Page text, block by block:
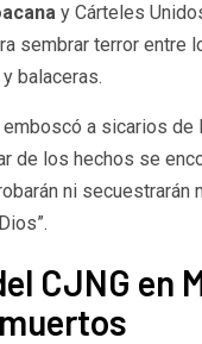
y Cárteles
sembrar terror
balaceras.
a sicarios de
de los hechos se
ni
CJNG en